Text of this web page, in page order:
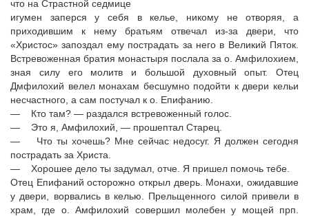
что на Страстной седмице
игумен заперся у себя в келье, никому не отворяя, а
приходившим к нему братьям отвечал из-за двери, что
«Христос» запоздал ему пострадать за него в Великий Пяток.
Встревоженная братия монастыря послала за о. Амфилохием,
зная силу его молитв и большой духовный опыт. Отец
Дмфилохий велел монахам бесшумно подойти к двери кельи
несчастного, а сам постучал к о. Епифанию.
— Кто там? — раздался встревоженный голос.
— Это я, Амфилохий, — прошептал Старец.
— Что ты хочешь? Мне сейчас недосуг. Я должен сегодня
пострадать за Христа.
— Хорошее дело ты задумал, отче. Я пришел помочь тебе.
Отец Епифаний осторожно открыл дверь. Монахи, ожидавшие
у двери, ворвались в келью. Прельщенного силой привели в
храм, где о. Амфилохий совершил молебен у мощей прп.